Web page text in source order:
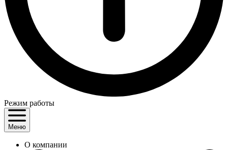
Режим работы
Меню
О компании